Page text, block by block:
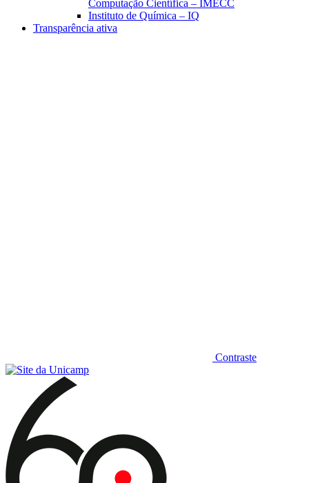
Computação Científica – IMECC
Instituto de Química – IQ
Transparência ativa
Contraste